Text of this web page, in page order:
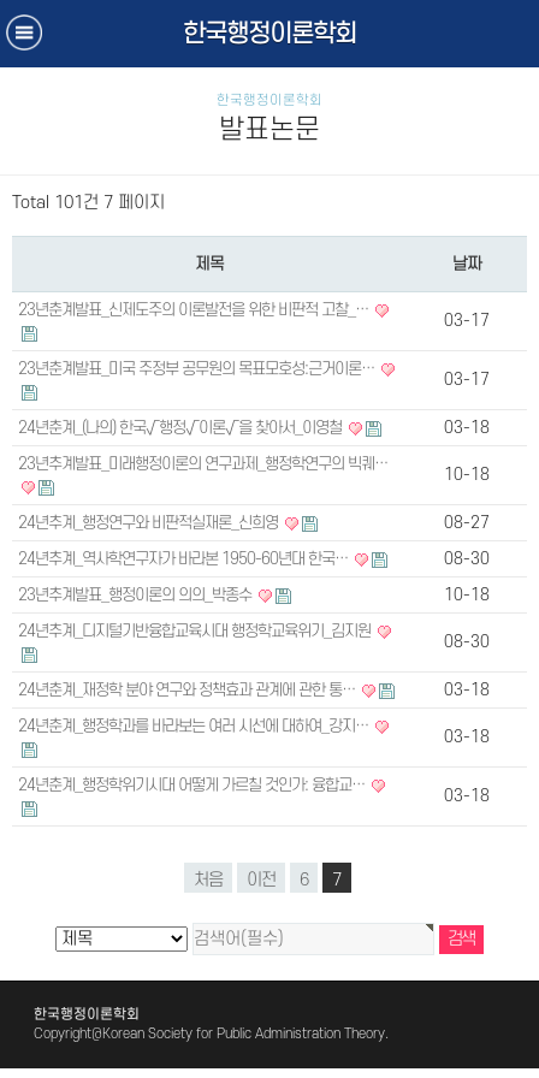
한국행정이론학회
한국행정이론학회
발표논문
Total 101건 7 페이지
제목 날짜
23년춘계발표_신제도주의 이론발전을 위한 비판적 고찰_…
03-17
23년춘계발표_미국 주정부 공무원의 목표모호성:근거이론…
03-17
24년춘계_(나의) 한국√행정√이론√을 찾아서_이영철
03-18
23년추계발표_미래행정이론의 연구과제_행정학연구의 빅퀘…
10-18
24년추계_행정연구와 비판적실재론_신희영
08-27
24년추계_역사학연구자가 바라본 1950-60년대 한국…
08-30
23년추계발표_행정이론의 의의_박종수
10-18
24년추계_디지털기반융합교육시대 행정학교육위기_김지원
08-30
24년춘계_재정학 분야 연구와 정책효과 관계에 관한 통…
03-18
24년춘계_행정학과를 바라보는 여러 시선에 대하여_강지…
03-18
24년춘계_행정학위기시대 어떻게 가르칠 것인가: 융합교…
03-18
처음 이전 6 7
한국행정이론학회
Copyright@Korean Society for Public Administration Theory.